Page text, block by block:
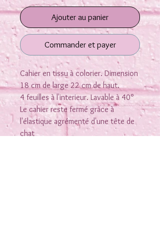
Ajouter au panier
Commander et payer
Cahier en tissu à colorier. Dimension
18 cm de large 22 cm de haut.
4 feuilles à l'interieur. Lavable à 40°
Le cahier reste fermé grâce à
l'élastique agrémenté d'une tête de
chat